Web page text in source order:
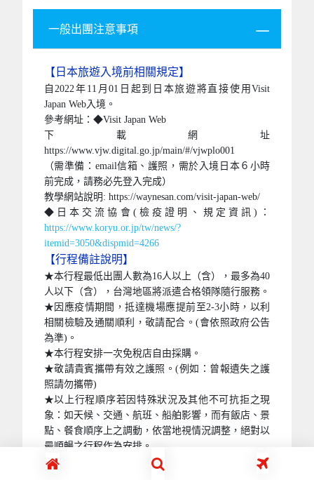
其它說明
額外加價
1
單人房差
NT$10,000
否
否
一般出團注意事項
【日本旅遊入境前相關規定】
自2022年11月01日起到日本旅遊將直接使用Visit
Japan Web入境。